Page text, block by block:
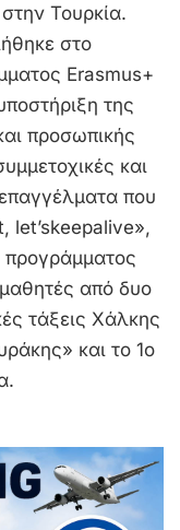
Τουρκία.
στο
Erasmus+
της
προσωπικής
και
επαγγέλματα που
let’skeepalive»,
προγράμματος
από δυο
τάξεις Χάλκης
και το 1ο